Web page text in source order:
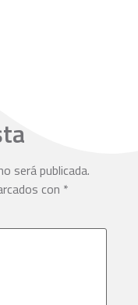
será publicada.
con *